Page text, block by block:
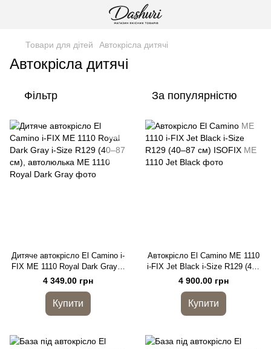
Товари для дітей Автокрісла дитячі
Автокрісла дитячі
Фільтр За популярністю
Дитяче автокрісло El Camino i-
FIX ME 1110 Royal Dark Gray i-
Size R129 (40–87 см),
автолюлька
4 349.00 грн
Купити
Автокрісло El Camino ME 1110
i-FIX Jet Black i-Size R129 (40–
87 см) ISOFIX
4 900.00 грн
Купити